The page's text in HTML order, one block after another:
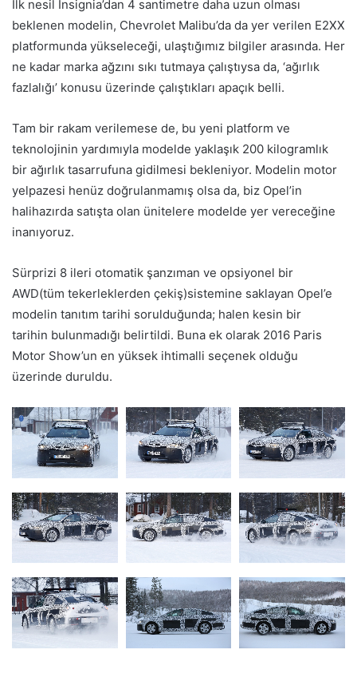
İlk nesil Insignia’dan 4 santimetre daha uzun olması
beklenen modelin, Chevrolet Malibu’da da yer verilen E2XX
platformunda yükseleceği, ulaştığımız bilgiler arasında. Her
ne kadar marka ağzını sıkı tutmaya çalıştıysa da, ‘ağırlık
fazlalığı’ konusu üzerinde çalıştıkları apaçık belli.
Tam bir rakam verilemese de, bu yeni platform ve
teknolojinin yardımıyla modelde yaklaşık 200 kilogramlık
bir ağırlık tasarrufuna gidilmesi bekleniyor. Modelin motor
yelpazesi henüz doğrulanmamış olsa da, biz Opel’in
halihazırda satışta olan ünitelere modelde yer vereceğine
inanıyoruz.
Sürprizi 8 ileri otomatik şanzıman ve opsiyonel bir
AWD(tüm tekerleklerden çekiş)sistemine saklayan Opel’e
modelin tanıtım tarihi sorulduğunda; halen kesin bir
tarihin bulunmadığı belirtildi. Buna ek olarak 2016 Paris
Motor Show’un en yüksek ihtimalli seçenek olduğu
üzerinde duruldu.